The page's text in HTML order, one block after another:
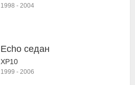
1998 - 2004
Echo седан
XP10
1999 - 2006